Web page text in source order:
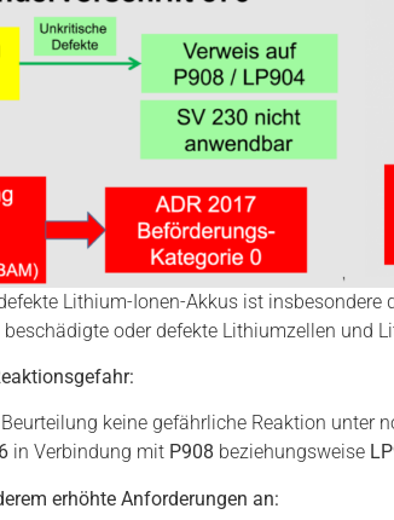
Lithium-Ionen-Akkus ist insbesondere
oder defekte Lithiumzellen und
keine gefährliche Reaktion unter
in Verbindung mit P908 beziehungsweise
erhöhte Anforderungen an: